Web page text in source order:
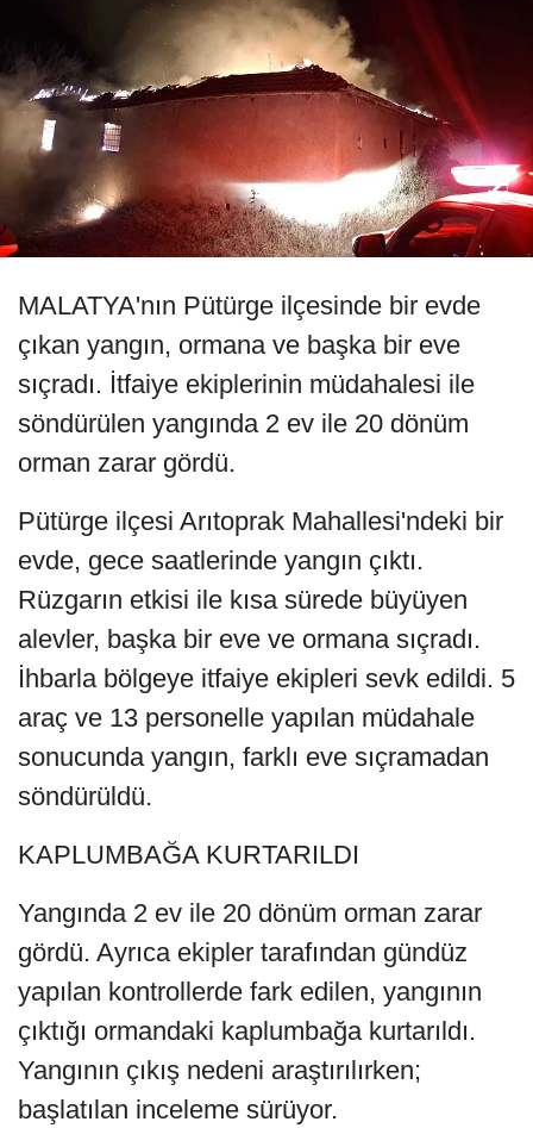
MALATYA'nın Pütürge ilçesinde bir evde
çıkan yangın, ormana ve başka bir eve
sıçradı. İtfaiye ekiplerinin müdahalesi ile
söndürülen yangında 2 ev ile 20 dönüm
orman zarar gördü.
Pütürge ilçesi Arıtoprak Mahallesi'ndeki bir
evde, gece saatlerinde yangın çıktı.
Rüzgarın etkisi ile kısa sürede büyüyen
alevler, başka bir eve ve ormana sıçradı.
İhbarla bölgeye itfaiye ekipleri sevk edildi. 5
araç ve 13 personelle yapılan müdahale
sonucunda yangın, farklı eve sıçramadan
söndürüldü.
KAPLUMBAĞA KURTARILDI
Yangında 2 ev ile 20 dönüm orman zarar
gördü. Ayrıca ekipler tarafından gündüz
yapılan kontrollerde fark edilen, yangının
çıktığı ormandaki kaplumbağa kurtarıldı.
Yangının çıkış nedeni araştırılırken;
başlatılan inceleme sürüyor.